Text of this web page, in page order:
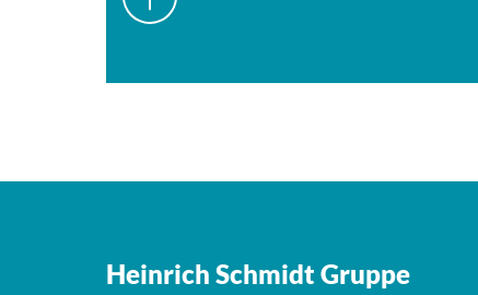
Heinrich Schmidt Gruppe